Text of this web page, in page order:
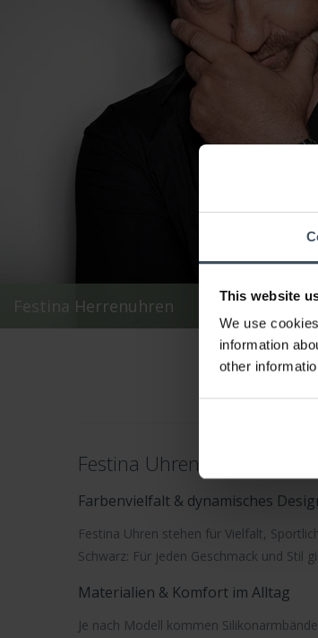
This website
We use
information
other
Festina Herrenuhren
Festina Uhren – Sportliche
Farbenvielfalt & dynamisches
Festina Uhren stehen für Vielfalt,
Schwarz: Für jeden Geschmack und Stil
Materialien & Komfort im Alltag
Je nach Modell kommen